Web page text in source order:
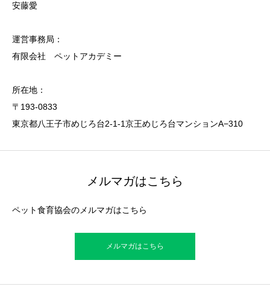
安藤愛
運営事務局：
有限会社 ペットアカデミー
所在地：
〒193-0833
東京都八王子市めじろ台2-1-1京王めじろ台マンションA−310
メルマガはこちら
ペット食育協会のメルマガはこちら
メルマガはこちら